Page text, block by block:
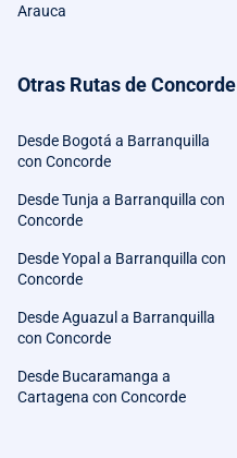
Arauca
Otras Rutas de Concorde
Desde Bogotá a Barranquilla
con Concorde
Desde Tunja a Barranquilla con
Concorde
Desde Yopal a Barranquilla con
Concorde
Desde Aguazul a Barranquilla
con Concorde
Desde Bucaramanga a
Cartagena con Concorde